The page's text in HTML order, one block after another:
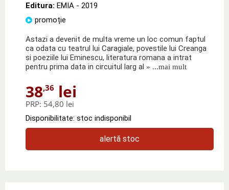
Editura: EMIA - 2019
promoție
Astazi a devenit de multa vreme un loc comun faptul
ca odata cu teatrul lui Caragiale, povestile lui Creanga
si poeziile lui Eminescu, literatura romana a intrat
pentru prima data in circuitul larg al » ...mai mult
38,36 lei
PRP: 54,80 lei
Disponibilitate: stoc indisponibil
alertă stoc